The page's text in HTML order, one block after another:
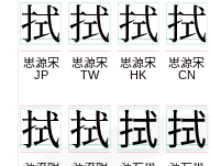
思源宋
JP
思源宋
TW
思源宋
HK
思源宋
CN